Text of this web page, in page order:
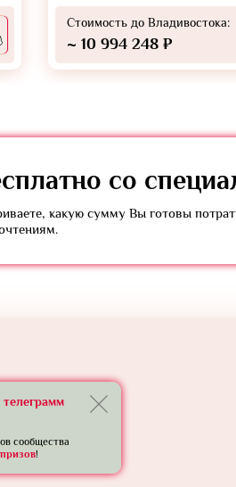
Стоимость до Владивостока:
~ 10 994 248 ₽
со
какую сумму Вы готовы
сообщества
!